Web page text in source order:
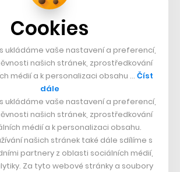
kdy byl signál mezi dvěma
pomocí internetu.
manželkou Irenou byl pro mě
který jsme udělali,“říká
„Vím, že to bylo provedeno poměrně
ale pro mě to byla ta největší
říkal, že budeme schopni
nervových systémů, byla poměrně
jsem ji k tomu přemluvit. A jsem rád,
Cookies
ukládáme vaše nastavení a preferencí,
našich stránek, zprostředkování
médií a k personalizaci obsahu … Číst
dále
ukládáme vaše nastavení a preferencí,
našich stránek, zprostředkování
médií a k personalizaci obsahu.
našich stránek také dále sdílíme s
partnery z oblasti sociálních médií,
Za tyto webové stránky a soubory